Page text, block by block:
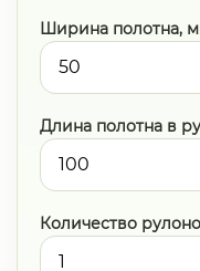
Ширина полотна,
Длина полотна в
Количество